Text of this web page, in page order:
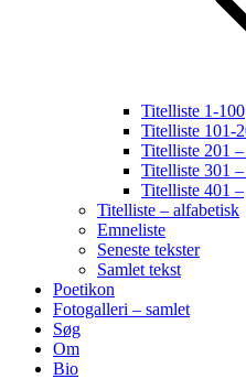
Titelliste 1-100
Titelliste 101-
Titelliste 201
Titelliste 301
Titelliste 401 –
Titelliste – alfabetisk
Emneliste
Seneste tekster
Samlet tekst
Poetikon
Fotogalleri – samlet
Søg
Om
Bio